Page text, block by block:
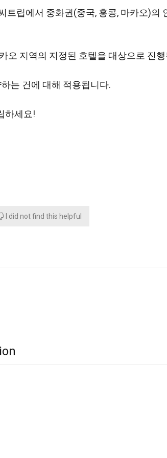
트립에서 중화권(중국, 홍콩, 마카오)의
오 지역의 지정된 호텔을 대상으로 진
는 건에 대해 적용됩니다.
하세요!
I did not find this helpful